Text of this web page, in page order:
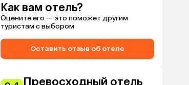
Как вам отель?
Оцените его — это поможет другим
туристам с выбором
Оставить отзыв об отеле
Превосходный отель